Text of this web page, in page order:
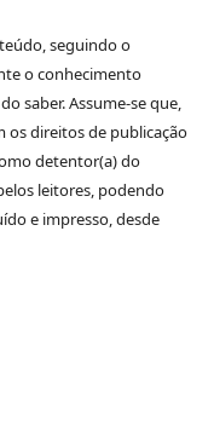
seguindo o
o conhecimento
saber. Assume-se que,
os direitos de publicação
detentor(a) do
leitores, podendo
e impresso, desde